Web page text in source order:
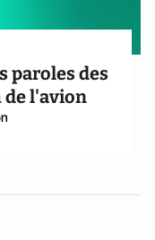
paroles des
de l'avion